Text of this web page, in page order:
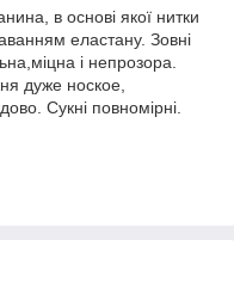
в основі якої нитки
еластану. Зовні
і непрозора.
дуже ноское,
Сукні повномірні.